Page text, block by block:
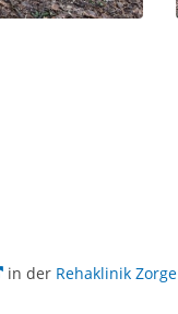
in der Rehaklinik Zorge